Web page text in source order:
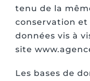
tenu de la
conservation
données vis à
site
Les bases de